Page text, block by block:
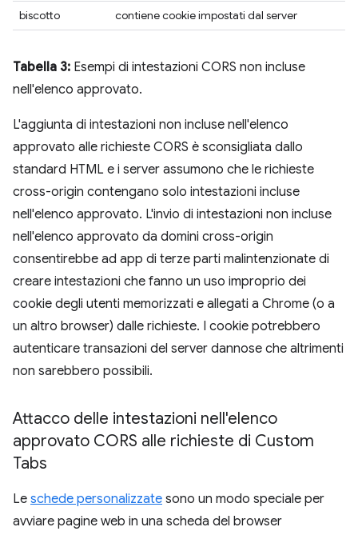
biscotto
contiene cookie impostati dal server
Tabella 3: Esempi di intestazioni CORS non incluse
nell'elenco approvato.
L'aggiunta di intestazioni non incluse nell'elenco
approvato alle richieste CORS è sconsigliata dallo
standard HTML e i server assumono che le richieste
cross-origin contengano solo intestazioni incluse
nell'elenco approvato. L'invio di intestazioni non incluse
nell'elenco approvato da domini cross-origin
consentirebbe ad app di terze parti malintenzionate di
creare intestazioni che fanno un uso improprio dei
cookie degli utenti memorizzati e allegati a Chrome (o a
un altro browser) dalle richieste. I cookie potrebbero
autenticare transazioni del server dannose che altrimenti
non sarebbero possibili.
Attacco delle intestazioni nell'elenco
approvato CORS alle richieste di Custom
Tabs
Le schede personalizzate sono un modo speciale per
avviare pagine web in una scheda del browser